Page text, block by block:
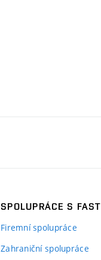
SPOLUPRÁCE S FAST
Firemní spolupráce
Zahraniční spolupráce